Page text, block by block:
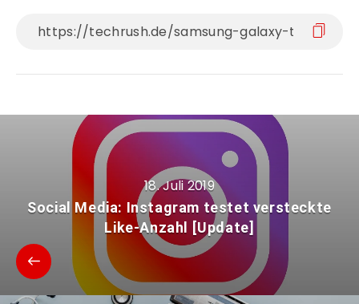
18. Juli 2019
Social Media: Instagram testet versteckte
Like-Anzahl [Update]